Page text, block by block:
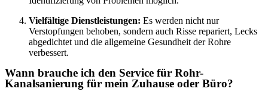
Vielfältige Dienstleistungen: Es werden nicht nur
Verstopfungen behoben, sondern auch Risse repariert, Lecks
abgedichtet und die allgemeine Gesundheit der Rohre
verbessert.
Wann brauche ich den Service für Rohr-
Kanalsanierung für mein Zuhause oder Büro?